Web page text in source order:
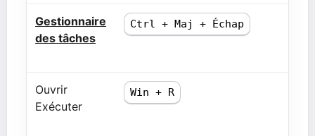
Gestionnaire
des tâches
Ctrl + Maj + Échap
Ouvrir
Exécuter
Win + R